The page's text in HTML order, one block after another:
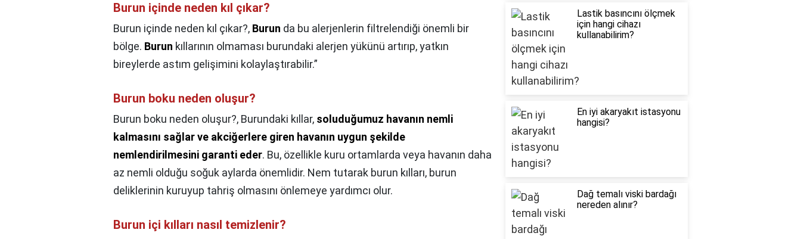
Burun içinde neden kıl çıkar?
Burun içinde neden kıl çıkar?, Burun da bu alerjenlerin filtrelendiği önemli bir
bölge. Burun kıllarının olmaması burundaki alerjen yükünü artırıp, yatkın
bireylerde astım gelişimini kolaylaştırabilir.”
Burun boku neden oluşur?
Burun boku neden oluşur?, Burundaki kıllar, soluduğumuz havanın nemli
kalmasını sağlar ve akciğerlere giren havanın uygun şekilde
nemlendirilmesini garanti eder. Bu, özellikle kuru ortamlarda veya havanın daha
az nemli olduğu soğuk aylarda önemlidir. Nem tutarak burun kılları, burun
deliklerinin kuruyup tahriş olmasını önlemeye yardımcı olur.
Burun içi kılları nasıl temizlenir?
Lastik basıncını ölçmek
için hangi cihazı
kullanabilirim?
En iyi akaryakıt istasyonu
hangisi?
Dağ temalı viski bardağı
nereden alınır?